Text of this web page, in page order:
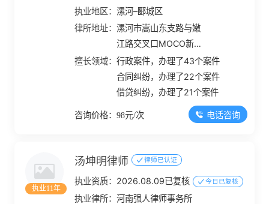
执业地区：漯河–郾城区
律所地址：漯河市嵩山东支路与嫩
江路交叉口MOCO新世
界1号楼1幢12层1201-
1220
擅长领域：行政案件，办理了43个案件
合同纠纷，办理了22个案件
借贷纠纷，办理了21个案件
咨询价格：98元/次 电话咨询
执业11年
汤坤明律师 律师已认证
执业资质： 2026.08.09已复核 今日已复核
执业律所：河南强人律师事务所